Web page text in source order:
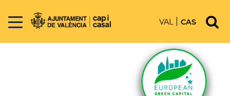
VAL CAS